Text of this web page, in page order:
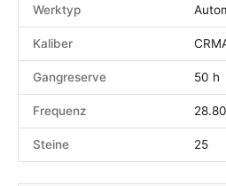
Werktyp
Kaliber
Gangreserve 50 h
Frequenz
Steine 25